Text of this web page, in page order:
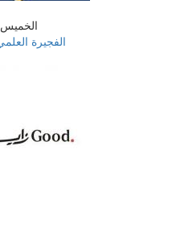
الخميس 06 أغسطس 2026 02:14 صباحاً